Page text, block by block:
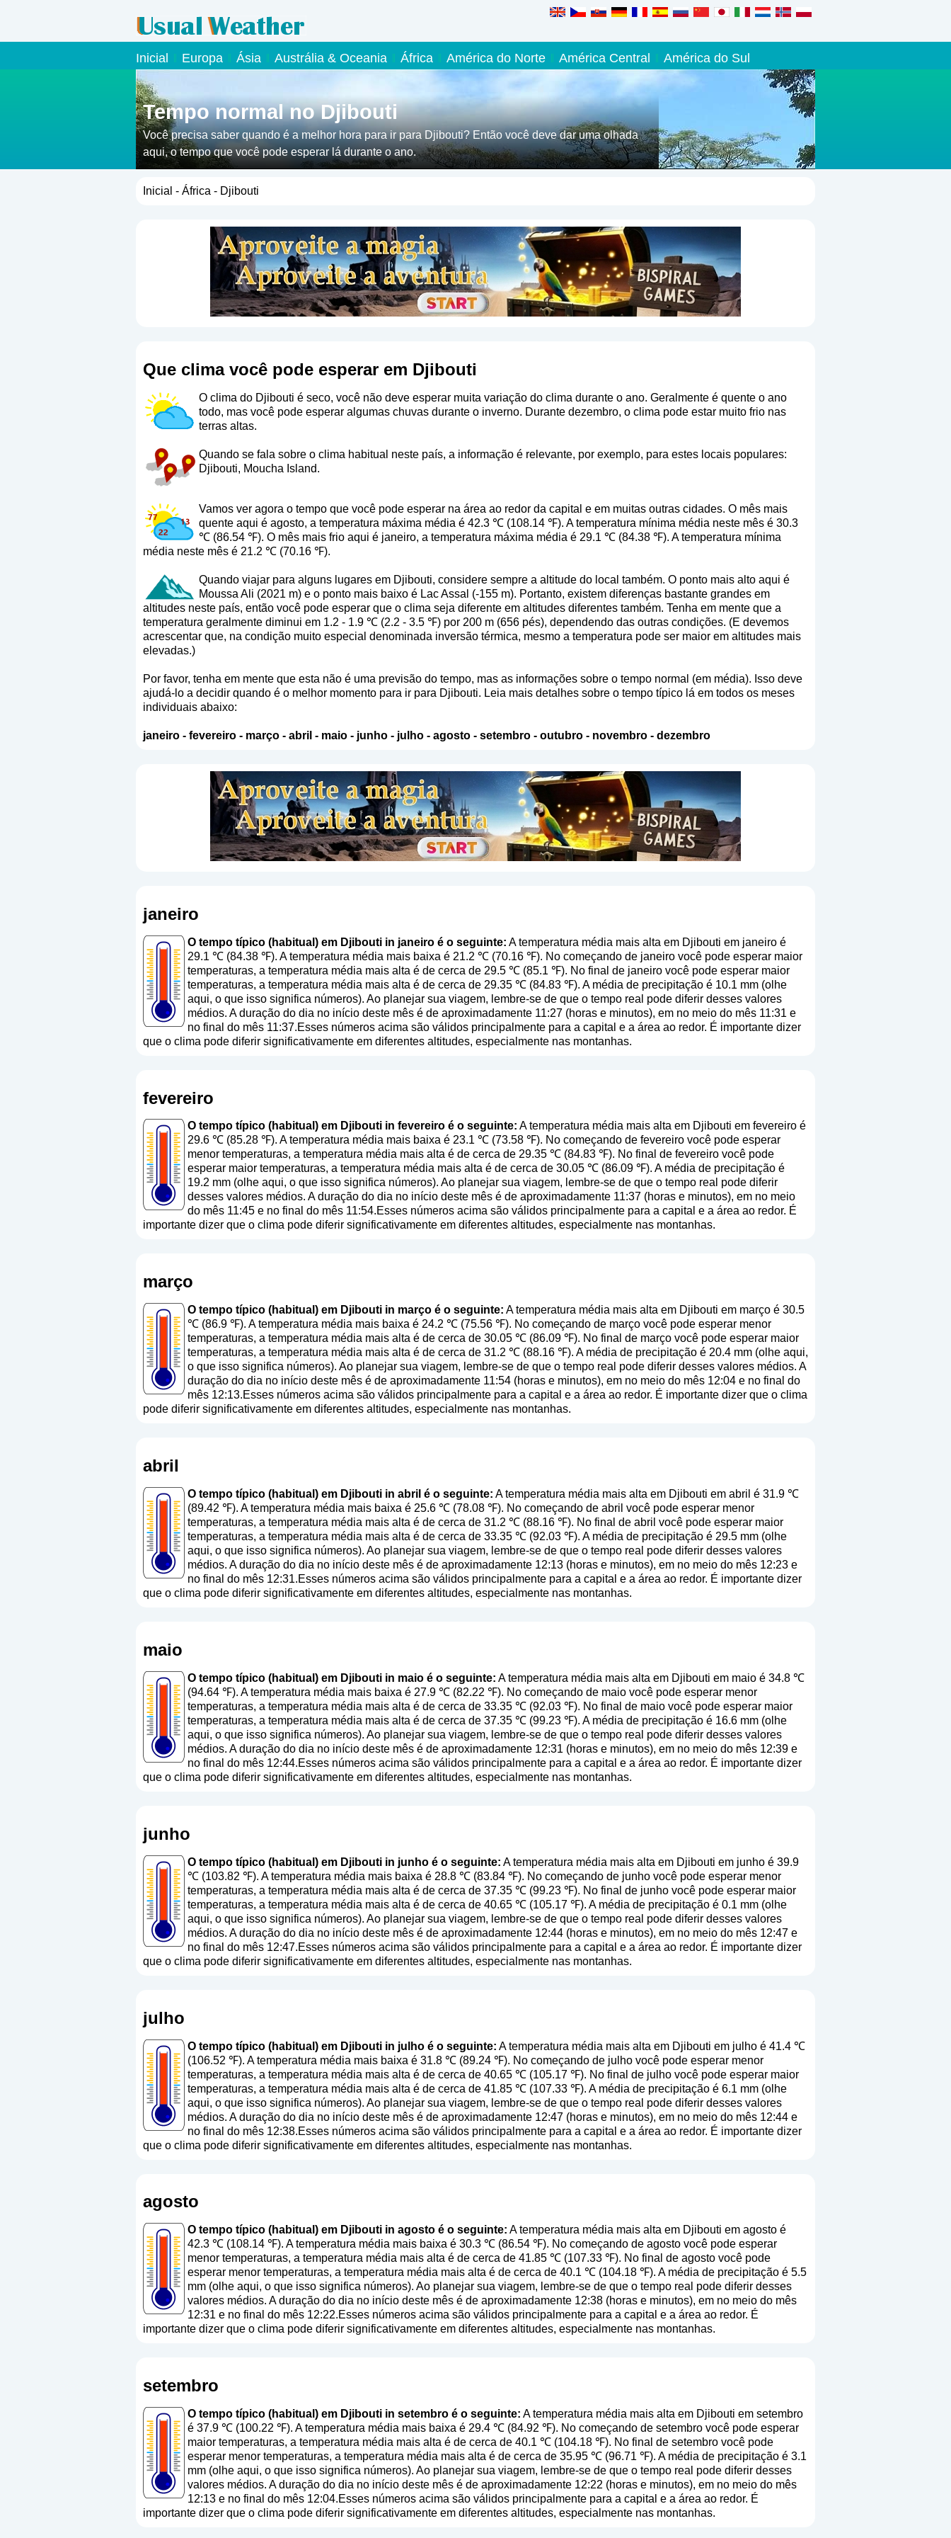
Inicial Europa Ásia Austrália & Oceania África América do Norte América Central América do Sul
Tempo normal no Djibouti
Você precisa saber quando é a melhor hora para ir para Djibouti? Então você deve dar uma olhada
aqui, o tempo que você pode esperar lá durante o ano.
Inicial - África - Djibouti
Que clima você pode esperar em Djibouti
O clima do Djibouti é seco, você não deve esperar muita variação do clima durante o ano. Geralmente é quente o ano
todo, mas você pode esperar algumas chuvas durante o inverno. Durante dezembro, o clima pode estar muito frio nas
terras altas.
Quando se fala sobre o clima habitual neste país, a informação é relevante, por exemplo, para estes locais populares:
Djibouti, Moucha Island.
Vamos ver agora o tempo que você pode esperar na área ao redor da capital e em muitas outras cidades. O mês mais
quente aqui é agosto, a temperatura máxima média é 42.3 ℃ (108.14 ℉). A temperatura mínima média neste mês é 30.3
℃ (86.54 ℉). O mês mais frio aqui é janeiro, a temperatura máxima média é 29.1 ℃ (84.38 ℉). A temperatura mínima
média neste mês é 21.2 ℃ (70.16 ℉).
Quando viajar para alguns lugares em Djibouti, considere sempre a altitude do local também. O ponto mais alto aqui é
Moussa Ali (2021 m) e o ponto mais baixo é Lac Assal (-155 m). Portanto, existem diferenças bastante grandes em
altitudes neste país, então você pode esperar que o clima seja diferente em altitudes diferentes também. Tenha em mente que a
temperatura geralmente diminui em 1.2 - 1.9 ℃ (2.2 - 3.5 ℉) por 200 m (656 pés), dependendo das outras condições. (E devemos
acrescentar que, na condição muito especial denominada inversão térmica, mesmo a temperatura pode ser maior em altitudes mais
elevadas.)
Por favor, tenha em mente que esta não é uma previsão do tempo, mas as informações sobre o tempo normal (em média). Isso deve
ajudá-lo a decidir quando é o melhor momento para ir para Djibouti. Leia mais detalhes sobre o tempo típico lá em todos os meses
individuais abaixo:
janeiro- fevereiro- março- abril - maio- junho- julho- agosto- setembro- outubro- novembro- dezembro
janeiro
O tempo típico (habitual) em Djibouti in janeiro é o seguinte: A temperatura média mais alta em Djibouti em janeiro é
29.1 ℃ (84.38 ℉). A temperatura média mais baixa é 21.2 ℃ (70.16 ℉). No começando de janeiro você pode esperar maior
temperaturas, a temperatura média mais alta é de cerca de 29.5 ℃ (85.1 ℉). No final de janeiro você pode esperar maior
temperaturas, a temperatura média mais alta é de cerca de 29.35 ℃ (84.83 ℉). A média de precipitação é 10.1 mm (olhe
aqui, o que isso significa números). Ao planejar sua viagem, lembre-se de que o tempo real pode diferir desses valores
médios. A duração do dia no início deste mês é de aproximadamente 11:27 (horas e minutos), em no meio do mês 11:31 e
no final do mês 11:37.Esses números acima são válidos principalmente para a capital e a área ao redor. É importante dizer
que o clima pode diferir significativamente em diferentes altitudes, especialmente nas montanhas.
fevereiro
O tempo típico (habitual) em Djibouti in fevereiro é o seguinte: A temperatura média mais alta em Djibouti em fevereiro é
29.6 ℃ (85.28 ℉). A temperatura média mais baixa é 23.1 ℃ (73.58 ℉). No começando de fevereiro você pode esperar
menor temperaturas, a temperatura média mais alta é de cerca de 29.35 ℃ (84.83 ℉). No final de fevereiro você pode
esperar maior temperaturas, a temperatura média mais alta é de cerca de 30.05 ℃ (86.09 ℉). A média de precipitação é
19.2 mm (olhe aqui, o que isso significa números). Ao planejar sua viagem, lembre-se de que o tempo real pode diferir
desses valores médios. A duração do dia no início deste mês é de aproximadamente 11:37 (horas e minutos), em no meio
do mês 11:45 e no final do mês 11:54.Esses números acima são válidos principalmente para a capital e a área ao redor. É
importante dizer que o clima pode diferir significativamente em diferentes altitudes, especialmente nas montanhas.
março
O tempo típico (habitual) em Djibouti in março é o seguinte: A temperatura média mais alta em Djibouti em março é 30.5
℃ (86.9 ℉). A temperatura média mais baixa é 24.2 ℃ (75.56 ℉). No começando de março você pode esperar menor
temperaturas, a temperatura média mais alta é de cerca de 30.05 ℃ (86.09 ℉). No final de março você pode esperar maior
temperaturas, a temperatura média mais alta é de cerca de 31.2 ℃ (88.16 ℉). A média de precipitação é 20.4 mm (olhe aqui,
o que isso significa números). Ao planejar sua viagem, lembre-se de que o tempo real pode diferir desses valores médios. A
duração do dia no início deste mês é de aproximadamente 11:54 (horas e minutos), em no meio do mês 12:04 e no final do
mês 12:13.Esses números acima são válidos principalmente para a capital e a área ao redor. É importante dizer que o clima
pode diferir significativamente em diferentes altitudes, especialmente nas montanhas.
abril
O tempo típico (habitual) em Djibouti in abril é o seguinte: A temperatura média mais alta em Djibouti em abril é 31.9 ℃
(89.42 ℉). A temperatura média mais baixa é 25.6 ℃ (78.08 ℉). No começando de abril você pode esperar menor
temperaturas, a temperatura média mais alta é de cerca de 31.2 ℃ (88.16 ℉). No final de abril você pode esperar maior
temperaturas, a temperatura média mais alta é de cerca de 33.35 ℃ (92.03 ℉). A média de precipitação é 29.5 mm (olhe
aqui, o que isso significa números). Ao planejar sua viagem, lembre-se de que o tempo real pode diferir desses valores
médios. A duração do dia no início deste mês é de aproximadamente 12:13 (horas e minutos), em no meio do mês 12:23 e
no final do mês 12:31.Esses números acima são válidos principalmente para a capital e a área ao redor. É importante dizer
que o clima pode diferir significativamente em diferentes altitudes, especialmente nas montanhas.
maio
O tempo típico (habitual) em Djibouti in maio é o seguinte: A temperatura média mais alta em Djibouti em maio é 34.8 ℃
(94.64 ℉). A temperatura média mais baixa é 27.9 ℃ (82.22 ℉). No começando de maio você pode esperar menor
temperaturas, a temperatura média mais alta é de cerca de 33.35 ℃ (92.03 ℉). No final de maio você pode esperar maior
temperaturas, a temperatura média mais alta é de cerca de 37.35 ℃ (99.23 ℉). A média de precipitação é 16.6 mm (olhe
aqui, o que isso significa números). Ao planejar sua viagem, lembre-se de que o tempo real pode diferir desses valores
médios. A duração do dia no início deste mês é de aproximadamente 12:31 (horas e minutos), em no meio do mês 12:39 e
no final do mês 12:44.Esses números acima são válidos principalmente para a capital e a área ao redor. É importante dizer
que o clima pode diferir significativamente em diferentes altitudes, especialmente nas montanhas.
junho
O tempo típico (habitual) em Djibouti in junho é o seguinte: A temperatura média mais alta em Djibouti em junho é 39.9
℃ (103.82 ℉). A temperatura média mais baixa é 28.8 ℃ (83.84 ℉). No começando de junho você pode esperar menor
temperaturas, a temperatura média mais alta é de cerca de 37.35 ℃ (99.23 ℉). No final de junho você pode esperar maior
temperaturas, a temperatura média mais alta é de cerca de 40.65 ℃ (105.17 ℉). A média de precipitação é 0.1 mm (olhe
aqui, o que isso significa números). Ao planejar sua viagem, lembre-se de que o tempo real pode diferir desses valores
médios. A duração do dia no início deste mês é de aproximadamente 12:44 (horas e minutos), em no meio do mês 12:47 e
no final do mês 12:47.Esses números acima são válidos principalmente para a capital e a área ao redor. É importante dizer
que o clima pode diferir significativamente em diferentes altitudes, especialmente nas montanhas.
julho
O tempo típico (habitual) em Djibouti in julho é o seguinte: A temperatura média mais alta em Djibouti em julho é 41.4 ℃
(106.52 ℉). A temperatura média mais baixa é 31.8 ℃ (89.24 ℉). No começando de julho você pode esperar menor
temperaturas, a temperatura média mais alta é de cerca de 40.65 ℃ (105.17 ℉). No final de julho você pode esperar maior
temperaturas, a temperatura média mais alta é de cerca de 41.85 ℃ (107.33 ℉). A média de precipitação é 6.1 mm (olhe
aqui, o que isso significa números). Ao planejar sua viagem, lembre-se de que o tempo real pode diferir desses valores
médios. A duração do dia no início deste mês é de aproximadamente 12:47 (horas e minutos), em no meio do mês 12:44 e
no final do mês 12:38.Esses números acima são válidos principalmente para a capital e a área ao redor. É importante dizer
que o clima pode diferir significativamente em diferentes altitudes, especialmente nas montanhas.
agosto
O tempo típico (habitual) em Djibouti in agosto é o seguinte: A temperatura média mais alta em Djibouti em agosto é
42.3 ℃ (108.14 ℉). A temperatura média mais baixa é 30.3 ℃ (86.54 ℉). No começando de agosto você pode esperar
menor temperaturas, a temperatura média mais alta é de cerca de 41.85 ℃ (107.33 ℉). No final de agosto você pode
esperar menor temperaturas, a temperatura média mais alta é de cerca de 40.1 ℃ (104.18 ℉). A média de precipitação é 5.5
mm (olhe aqui, o que isso significa números). Ao planejar sua viagem, lembre-se de que o tempo real pode diferir desses
valores médios. A duração do dia no início deste mês é de aproximadamente 12:38 (horas e minutos), em no meio do mês
12:31 e no final do mês 12:22.Esses números acima são válidos principalmente para a capital e a área ao redor. É
importante dizer que o clima pode diferir significativamente em diferentes altitudes, especialmente nas montanhas.
setembro
O tempo típico (habitual) em Djibouti in setembro é o seguinte: A temperatura média mais alta em Djibouti em setembro
é 37.9 ℃ (100.22 ℉). A temperatura média mais baixa é 29.4 ℃ (84.92 ℉). No começando de setembro você pode esperar
maior temperaturas, a temperatura média mais alta é de cerca de 40.1 ℃ (104.18 ℉). No final de setembro você pode
esperar menor temperaturas, a temperatura média mais alta é de cerca de 35.95 ℃ (96.71 ℉). A média de precipitação é 3.1
mm (olhe aqui, o que isso significa números). Ao planejar sua viagem, lembre-se de que o tempo real pode diferir desses
valores médios. A duração do dia no início deste mês é de aproximadamente 12:22 (horas e minutos), em no meio do mês
12:13 e no final do mês 12:04.Esses números acima são válidos principalmente para a capital e a área ao redor. É
importante dizer que o clima pode diferir significativamente em diferentes altitudes, especialmente nas montanhas.